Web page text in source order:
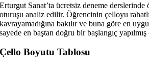
Erturgut Sanat’ta ücretsiz deneme
oturuşu analiz edilir. Öğrencinin çelloyu
kavrayamadığına bakılır ve buna göre en
sayede en baştan doğru bir başlangıç yapılmış
Çello Boyutu Tablosu